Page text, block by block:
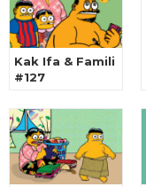
Kak Ifa & Famili
#127